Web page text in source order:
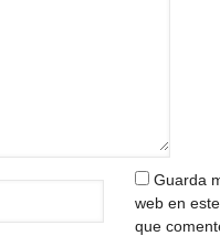
Guarda
web en
que